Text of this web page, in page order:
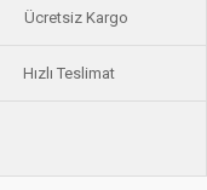
Ücretsiz Kargo
Hızlı Teslimat